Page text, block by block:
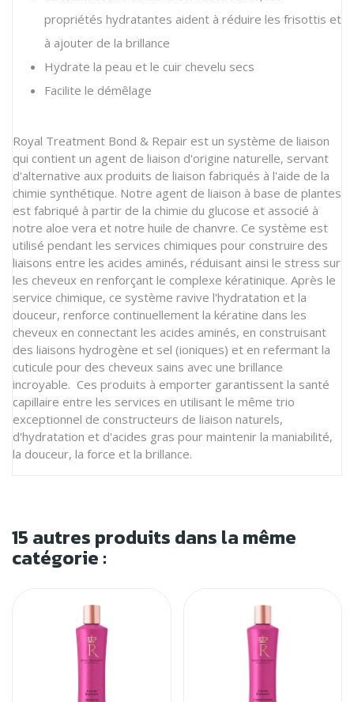
propriétés hydratantes aident à réduire les frisottis et
à ajouter de la brillance
Hydrate la peau et le cuir chevelu secs
Facilite le démêlage
Royal Treatment Bond & Repair est un système de liaison
qui contient un agent de liaison d'origine naturelle, servant
d'alternative aux produits de liaison fabriqués à l'aide de la
chimie synthétique. Notre agent de liaison à base de plantes
est fabriqué à partir de la chimie du glucose et associé à
notre aloe vera et notre huile de chanvre. Ce système est
utilisé pendant les services chimiques pour construire des
liaisons entre les acides aminés, réduisant ainsi le stress sur
les cheveux en renforçant le complexe kératinique. Après le
service chimique, ce système ravive l'hydratation et la
douceur, renforce continuellement la kératine dans les
cheveux en connectant les acides aminés, en construisant
des liaisons hydrogène et sel (ioniques) et en refermant la
cuticule pour des cheveux sains avec une brillance
incroyable. Ces produits à emporter garantissent la santé
capillaire entre les services en utilisant le même trio
exceptionnel de constructeurs de liaison naturels,
d'hydratation et d'acides gras pour maintenir la maniabilité,
la douceur, la force et la brillance.
15 autres produits dans la même
catégorie :